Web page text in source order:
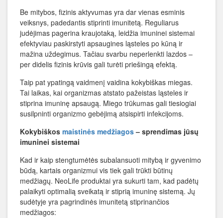
Be mitybos, fizinis aktyvumas yra dar vienas esminis
veiksnys, padedantis stiprinti imunitetą. Reguliarus
judėjimas pagerina kraujotaką, leidžia imuninei sistemai
efektyviau paskirstyti apsaugines ląsteles po kūną ir
mažina uždegimus. Tačiau svarbu neperlenkti lazdos –
per didelis fizinis krūvis gali turėti priešingą efektą.
Taip pat ypatingą vaidmenį vaidina kokybiškas miegas.
Tai laikas, kai organizmas atstato pažeistas ląsteles ir
stiprina imuninę apsaugą. Miego trūkumas gali tiesiogiai
susilpninti organizmo gebėjimą atsispirti infekcijoms.
Kokybiškos maistinės medžiagos – sprendimas jūsų
imuninei sistemai
Kad ir kaip stengtumėtės subalansuoti mitybą ir gyvenimo
būdą, kartais organizmui vis tiek gali trūkti būtinų
medžiagų. NeoLife produktai yra sukurti tam, kad padėtų
palaikyti optimalią sveikatą ir stiprią imuninę sistemą. Jų
sudėtyje yra pagrindinės imunitetą stiprinančios
medžiagos: